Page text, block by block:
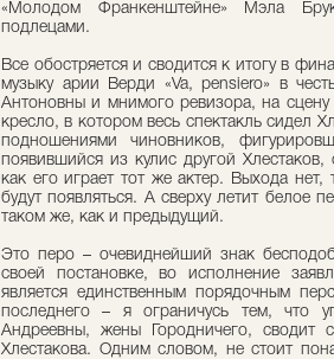
«Молодом Франкенштейне» Мэла
подлецами.
Все обостряется и сводится к итогу в
музыку арии Верди «Va, pensiero» в
Антоновны и мнимого ревизора, на
кресло, в котором весь спектакль сидел
подношениями чиновников,
появившийся из кулис другой
как его играет тот же актер. Выхода
будут появляться. А сверху летит белое
таком же, как и предыдущий.
Это перо – очевиднейший знак
своей постановке, во исполнение
является единственным порядочным
последнего – я ограничусь тем, что
Андреевны, жены Городничего, сводит
Хлестакова. Одним словом, не стоит